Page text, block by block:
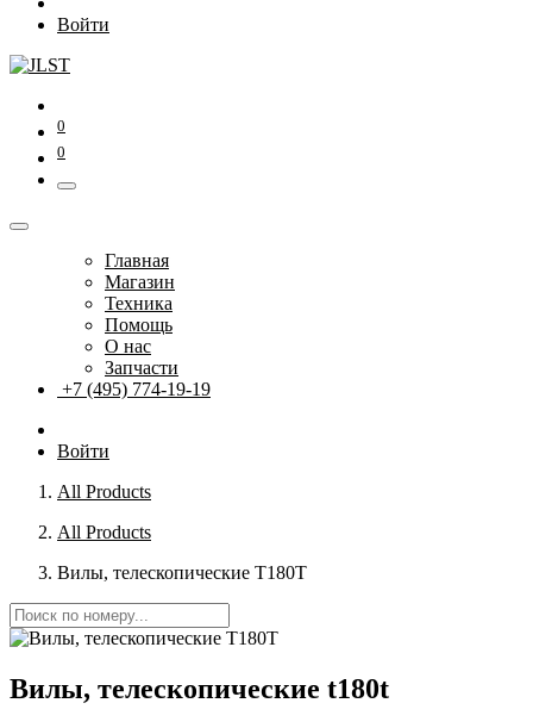
Войти
0
0
Главная
Магазин
Техника
Помощь
О нас
Запчасти
+7 (495) 774-19-19
Войти
All Products
All Products
Вилы, телескопические T180T
Вилы, телескопические t180t